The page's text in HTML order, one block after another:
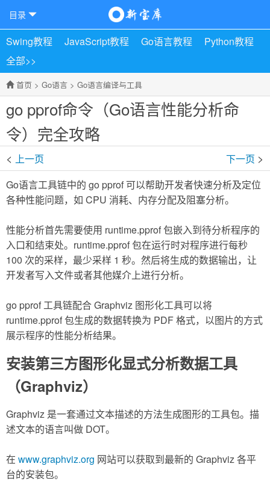
Swing教程 JavaScript教程 Go语言教程
Python教程
全部>>
目录
首页 > Go语言 > Go语言编译与工具
go pprof命令（Go语言性能分析命
令）完全攻略
< 上一页 下一页 >
Go语言工具链中的 go pprof 可以帮助开发者快速分析及定位
各种性能问题，如 CPU 消耗、内存分配及阻塞分析。
性能分析首先需要使用 runtime.pprof 包嵌入到待分析程序的
入口和结束处。runtime.pprof 包在运行时对程序进行每秒
100 次的采样，最少采样 1 秒。然后将生成的数据输出，让
开发者写入文件或者其他媒介上进行分析。
go pprof 工具链配合 Graphviz 图形化工具可以将
runtime.pprof 包生成的数据转换为 PDF 格式，以图片的方式
展示程序的性能分析结果。
安装第三方图形化显式分析数据工具
（Graphviz）
Graphviz 是一套通过文本描述的方法生成图形的工具包。描
述文本的语言叫做 DOT。
在 www.graphviz.org 网站可以获取到最新的 Graphviz 各平
台的安装包。